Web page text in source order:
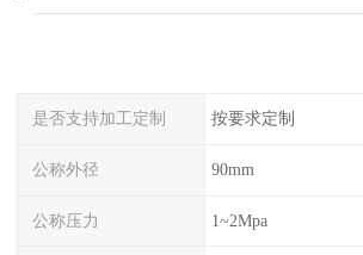
是否支持加工定制 按要求定制
公称外径 90mm
公称压力 1~2Mpa